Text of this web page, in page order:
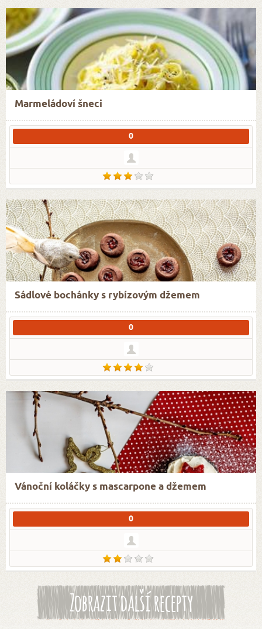
Marmeládoví šneci
0
Sádlové bochánky s rybízovým džemem
0
Vánoční koláčky s mascarpone a džemem
0
Zobrazit další recepty